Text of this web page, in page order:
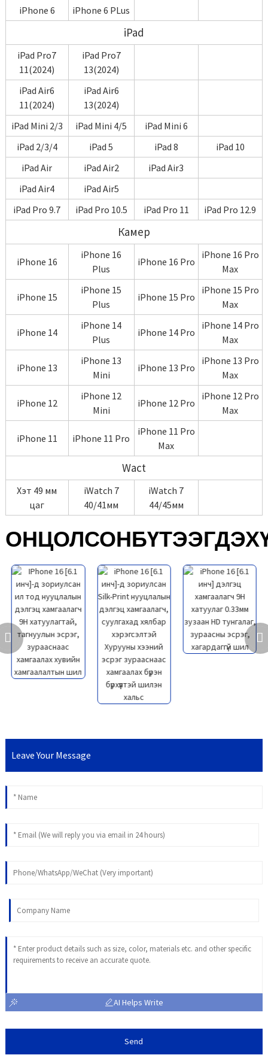
iPhone 6 iPhone 6 PLus
iPad
iPad Pro7
11(2024)
iPad Pro7
13(2024)
iPad Air6
11(2024)
iPad Air6
13(2024)
iPad Mini 2/3
iPad Mini 4/5
iPad Mini 6
iPad 2/3/4
iPad 5 iPad 8
iPad 10
iPad Air
iPad Air2
iPad Air3
iPad Air4
iPad Air5
iPad Pro 9.7
iPad Pro 10.5 iPad Pro 11 iPad Pro 12.9
Камер
iPhone 16
iPhone 16
Plus
iPhone 16 Pro
iPhone 16 Pro
Max
iPhone 15
iPhone 15
Plus
iPhone 15 Pro
iPhone 15 Pro
Max
iPhone 14
iPhone 14
Plus
iPhone 14 Pro
iPhone 14 Pro
Max
iPhone 13
iPhone 13
Mini
iPhone 13 Pro
iPhone 13 Pro
Max
iPhone 12
iPhone 12
Mini
iPhone 12 Pro
iPhone 12 Pro
Max
iPhone 11 iPhone 11 Pro
iPhone 11 Pro
Max
Wact
Хэт 49 мм
цаг
iWatch 7
40/41мм
iWatch 7
44/45мм
ОНЦОЛСОН
Leave Your Message
AI Helps Write
Send